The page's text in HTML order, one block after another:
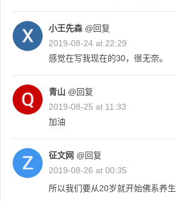
小王先森 @回复
2019-08-24 at 22:29
感觉在写我现在的30，很无奈。
青山 @回复
2019-08-25 at 11:33
加油
征文网 @回复
2019-08-26 at 00:35
所以我们要从20岁就开始佛系养生